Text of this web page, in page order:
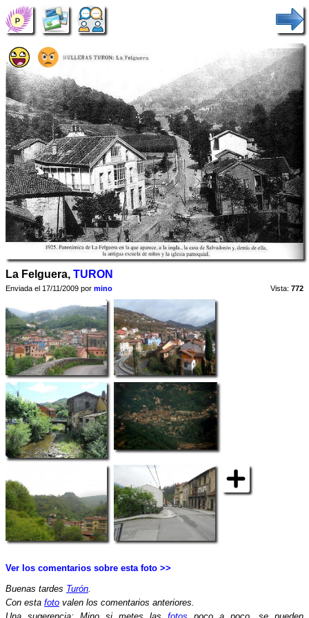
La Felguera, TURON
Enviada el 17/11/2009 por mino Vista: 772
Ver los comentarios sobre esta foto >>
Buenas tardes Turón
Con esta foto valen los comentarios anteriores.